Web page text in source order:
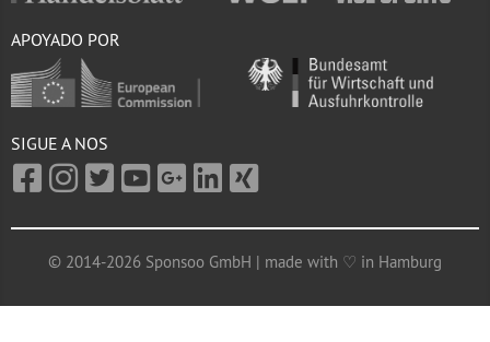
APOYADO POR
SIGUE A NOS
© 2014-2026 Sponsoo GmbH | made with ♡ in Hamburg